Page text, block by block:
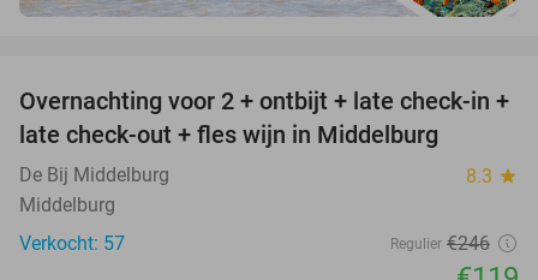
52%
Overnachting voor 2 + ontbijt + late check-in +
late check-out + fles wijn in Middelburg
De Bij Middelburg 8.3 star
Middelburg
Verkocht: 57
Regulier €246